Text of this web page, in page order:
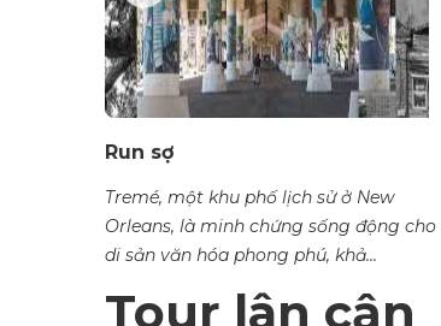
Run sợ
Tremé, một khu phố lịch sử ở New
Orleans, là minh chứng sống động cho
di sản văn hóa phong phú, khả...
Tour lân cận